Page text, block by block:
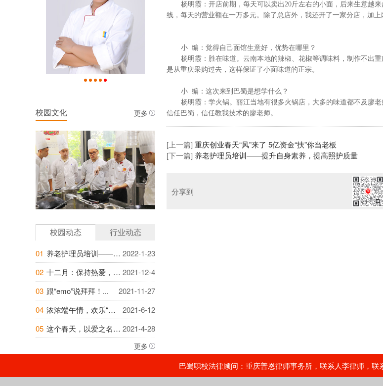
校园文化 更多
校园动态 行业动态
01 2022-1-23
养老护理员培训——提升自身素养，提高照护...
02
2021-12-4
十二月：保持热爱，成为越来越好的自己...
03
2021-11-27
跟“emo”说拜拜！...
04
2021-6-12
浓浓端午情，欢乐“粽”动员——巴蜀职校开...
05
2021-4-28
这个春天，以爱之名，为你的爱人烘焙美好时...
更多
杨明霞：开店前期，每天可以卖出20斤左右的小面，后来生意越
线，每天的营业额在一万多元。除了总店外，我还开了一家分店，加
小 编：觉得自己面馆生意好，优势在哪里？
杨明霞：胜在味道。云南本地的辣椒、花椒等调味料，制作不出
是从重庆采购过去，这样保证了小面味道的正宗。
小 编：这次来到巴蜀是想学什么？
杨明霞：学火锅。丽江当地有很多火锅店，大多的味道都不及廖
信任巴蜀，信任教我技术的廖老师。
[上一篇] 重庆创业春天“风”来了 5亿资金“扶”你当老板
[下一篇] 养老护理员培训——提升自身素养，提高照护质量
分享到
巴蜀职校法律顾问：重庆普恩律师事务所，联系人李律师，联